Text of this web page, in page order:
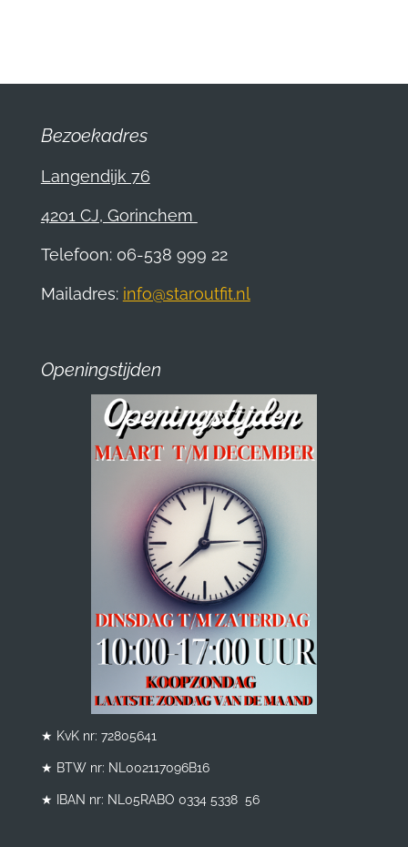
Bezoekadres
Langendijk 76
4201 CJ, Gorinchem
Telefoon: 06-538 999 22
Mailadres: info@staroutfit.nl
Openingstijden
★ KvK nr: 72805641
★ BTW nr: NL002117096B16
★ IBAN nr: NL05RABO 0334 5338 56